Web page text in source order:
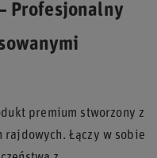
Profesjonalny
premium stworzony z
rajdowych. Łączy w sobie